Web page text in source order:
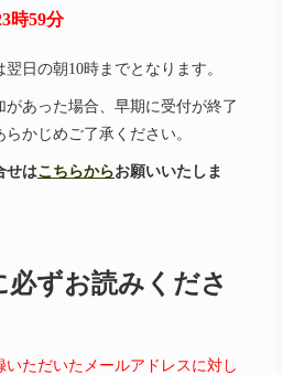
時59分
日の朝10時までとなります。
あった場合、早期に受付が終了
かじめご了承ください。
せはこちらからお願いいたしま
必ずお読みくださ
ただいたメールアドレスに対し